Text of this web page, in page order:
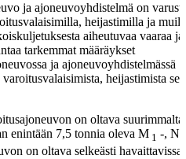
ja ajoneuvoyhdistelmä on
heijastimilla ja
aiheutuvaa vaaraa ja
tarkemmat määräykset
ja ajoneuvoyhdistelmässä
heijastimista
on oltava suurimmalta
enintään 7,5 tonnia oleva M 1 -, N
on oltava selkeästi havaittavissa